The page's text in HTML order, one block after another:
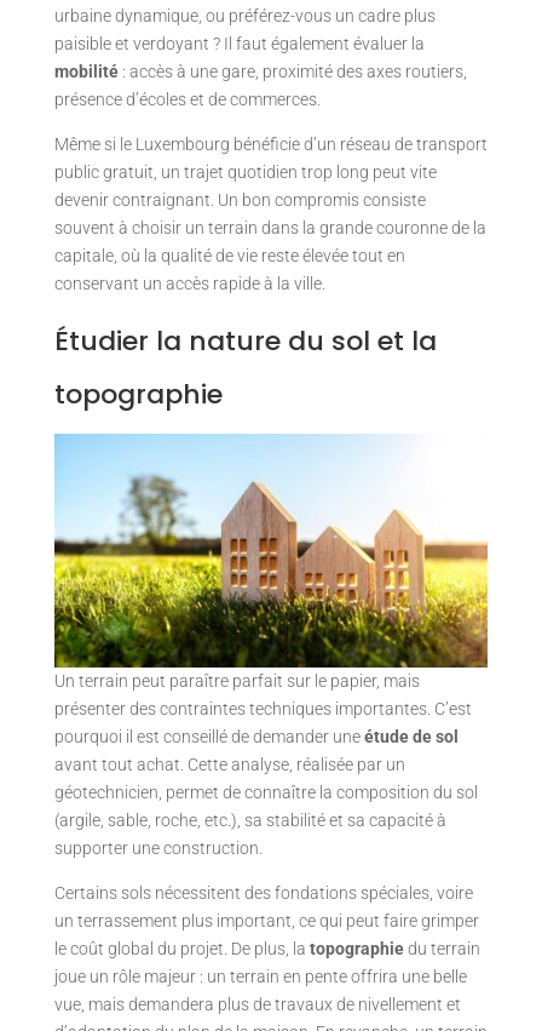
urbaine dynamique, ou préférez-vous un cadre plus
paisible et verdoyant ? Il faut également évaluer la
mobilité: accès à une gare, proximité des axes routiers,
présence d’écoles et de commerces.
Même si le Luxembourg bénéficie d’un réseau de transport
public gratuit, un trajet quotidien trop long peut vite
devenir contraignant. Un bon compromis consiste
souvent à choisir un terrain dans la grande couronne de la
capitale, où la qualité de vie reste élevée tout en
conservant un accès rapide à la ville.
Étudier la nature du sol et la
topographie
Un terrain peut paraître parfait sur le papier, mais
présenter des contraintes techniques importantes. C’est
pourquoi il est conseillé de demander uneétude de sol
avant tout achat. Cette analyse, réalisée par un
géotechnicien, permet de connaître la composition du sol
(argile, sable, roche, etc.), sa stabilité et sa capacité à
supporter une construction.
Certains sols nécessitent des fondations spéciales, voire
un terrassement plus important, ce qui peut faire grimper
le coût global du projet. De plus, la topographiedu terrain
joue un rôle majeur : un terrain en pente offrira une belle
vue, mais demandera plus de travaux de nivellement et